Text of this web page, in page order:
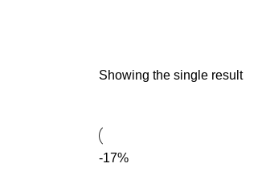
Showing the single result
-17%